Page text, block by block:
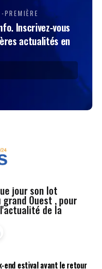
PREMIÈRE
Inscrivez-vous
actualités en
jour son lot
Ouest , pour
de la
end estival avant le retour